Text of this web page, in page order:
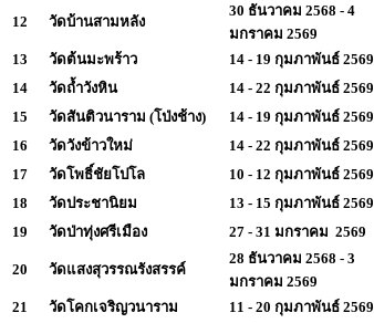
12 วัดบ้านสามหลัง
30 ธันวาคม 2568 - 4
มกราคม 2569
13 วัดต้นมะพร้าว 14 - 19 กุมภาพันธ์ 2569
14
วัดถ้ำวังหิน 14 - 22 กุมภาพันธ์ 2569
15
วัดสันติวนาราม (โป่งช้าง) 14 - 19 กุมภาพันธ์ 2569
16
วัดวังข้าวใหม่ 14 - 22 กุมภาพันธ์ 2569
17
วัดโพธิ์ชัยโปโล 10 - 12 กุมภาพันธ์ 2569
18
วัดประชานิยม 13 - 15 กุมภาพันธ์ 2569
19
วัดป่าทุ่งศรีเมือง 27 - 31 มกราคม 2569
20 วัดแสงสุวรรณรังสรรค์
28 ธันวาคม 2568 - 3
มกราคม 2569
21 วัดโคกเจริญวนาราม 11 - 20 กุมภาพันธ์ 2569